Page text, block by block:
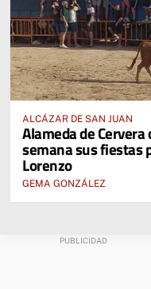
ALCÁZAR DE SAN JUAN
Alameda de
semana sus fiestas
Lorenzo
GEMA GONZÁLEZ